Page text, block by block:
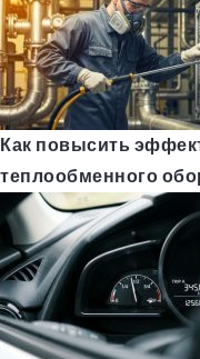
Как повысить
теплообменного